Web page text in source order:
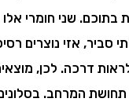
שני חומרי
אזי נוצרים
דרכה. לכן,
המרחב.